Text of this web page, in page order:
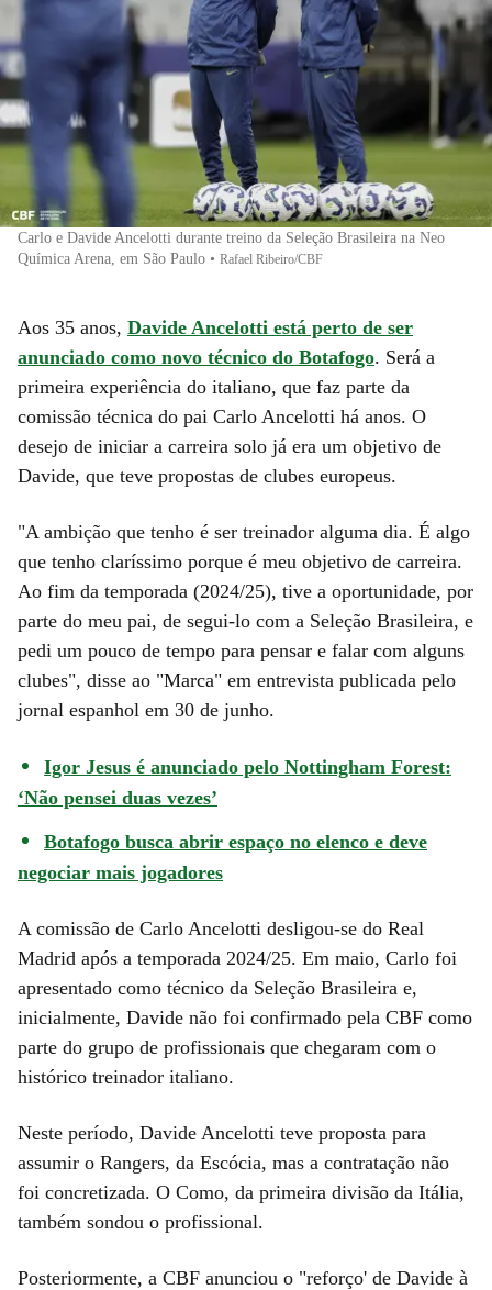
Carlo e Davide Ancelotti durante treino da Seleção Brasileira na Neo
Química Arena, em São Paulo • Rafael Ribeiro/CBF
Aos 35 anos, Davide Ancelotti está perto de ser
anunciado como novo técnico do Botafogo. Será a
primeira experiência do italiano, que faz parte da
comissão técnica do pai Carlo Ancelotti há anos. O
desejo de iniciar a carreira solo já era um objetivo de
Davide, que teve propostas de clubes europeus.
"A ambição que tenho é ser treinador alguma dia. É algo
que tenho claríssimo porque é meu objetivo de carreira.
Ao fim da temporada (2024/25), tive a oportunidade, por
parte do meu pai, de segui-lo com a Seleção Brasileira, e
pedi um pouco de tempo para pensar e falar com alguns
clubes", disse ao "Marca" em entrevista publicada pelo
jornal espanhol em 30 de junho.
Igor Jesus é anunciado pelo Nottingham Forest:
‘Não pensei duas vezes’
Botafogo busca abrir espaço no elenco e deve
negociar mais jogadores
A comissão de Carlo Ancelotti desligou-se do Real
Madrid após a temporada 2024/25. Em maio, Carlo foi
apresentado como técnico da Seleção Brasileira e,
inicialmente, Davide não foi confirmado pela CBF como
parte do grupo de profissionais que chegaram com o
histórico treinador italiano.
Neste período, Davide Ancelotti teve proposta para
assumir o Rangers, da Escócia, mas a contratação não
foi concretizada. O Como, da primeira divisão da Itália,
também sondou o profissional.
Posteriormente, a CBF anunciou o "reforço' de Davide à